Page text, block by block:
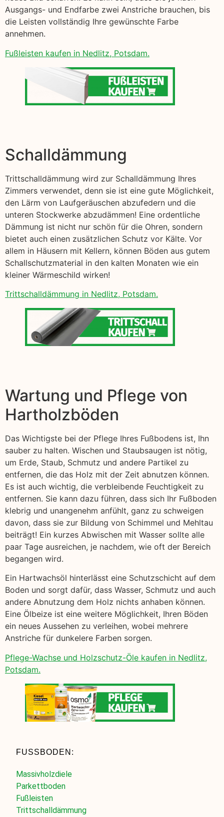
Ausgangs- und Endfarbe zwei Anstriche brauchen, bis
die Leisten vollständig Ihre gewünschte Farbe
annehmen.
Fußleisten kaufen in Nedlitz, Potsdam.
Schalldämmung
Trittschalldämmung wird zur Schalldämmung Ihres
Zimmers verwendet, denn sie ist eine gute Möglichkeit,
den Lärm von Laufgeräuschen abzufedern und die
unteren Stockwerke abzudämmen! Eine ordentliche
Dämmung ist nicht nur schön für die Ohren, sondern
bietet auch einen zusätzlichen Schutz vor Kälte. Vor
allem in Häusern mit Kellern, können Böden aus gutem
Schallschutzmaterial in den kalten Monaten wie ein
kleiner Wärmeschild wirken!
Trittschalldämmung in Nedlitz, Potsdam.
Wartung und Pflege von
Hartholzböden
Das Wichtigste bei der Pflege Ihres Fußbodens ist, Ihn
sauber zu halten. Wischen und Staubsaugen ist nötig,
um Erde, Staub, Schmutz und andere Partikel zu
entfernen, die das Holz mit der Zeit abnutzen können.
Es ist auch wichtig, die verbleibende Feuchtigkeit zu
entfernen. Sie kann dazu führen, dass sich Ihr Fußboden
klebrig und unangenehm anfühlt, ganz zu schweigen
davon, dass sie zur Bildung von Schimmel und Mehltau
beiträgt! Ein kurzes Abwischen mit Wasser sollte alle
paar Tage ausreichen, je nachdem, wie oft der Bereich
begangen wird.
Ein Hartwachsöl hinterlässt eine Schutzschicht auf dem
Boden und sorgt dafür, dass Wasser, Schmutz und auch
andere Abnutzung dem Holz nichts anhaben können.
Eine Ölbeize ist eine weitere Möglichkeit, Ihren Böden
ein neues Aussehen zu verleihen, wobei mehrere
Anstriche für dunkelere Farben sorgen.
Pflege-Wachse und Holzschutz-Öle kaufen in Nedlitz,
Potsdam.
FUSSBODEN:
Massivholzdiele
Parkettboden
Fußleisten
Trittschalldämmung